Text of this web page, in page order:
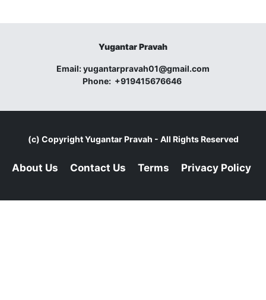
Yugantar Pravah
Email:yugantarpravah01@gmail.com
Phone: +919415676646
(c) CopyrightYugantar Pravah - All Rights Reserved
About Us Contact Us Terms Privacy Policy